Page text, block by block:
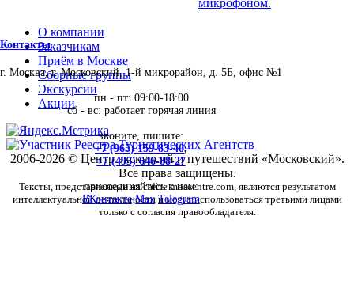
Контакты
г. Москва, г. Московский, 1-й микрорайон, д. 5Б, офис №1
пн - пт: 09:00-18:00
сб - вс: работает горячая линия
звоните, пишите:
+7 (965) 159-83-40,
+7 (495) 646-88-27
присоединяйтесь к нам:
ВКонтакте Max Telegram
О компании
Заказчикам
Приём в Москве
Сборные группы
Экскурсии
Акции
2006-2026 © Центр экскурсий и путешествий «Московский».
Все права защищены.
Тексты, представленные на сайте moscentre.com, являются результатом
интеллектуальной деятельности и могут использоваться третьими лицами
только с согласия правообладателя.